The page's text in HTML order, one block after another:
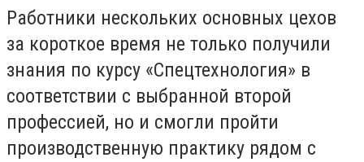
Работники нескольких основных цехов
за короткое время не только получили
знания по курсу «Спецтехнология» в
соответствии с выбранной второй
профессией, но и смогли пройти
производственную практику рядом с